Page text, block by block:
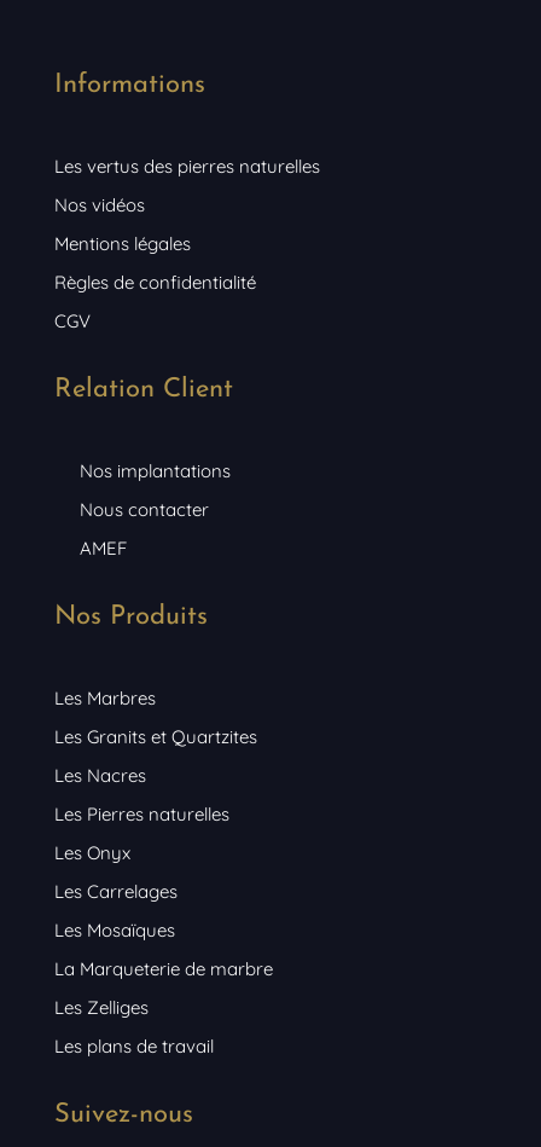
Informations
Les vertus des pierres naturelles
Nos vidéos
Mentions légales
Règles de confidentialité
CGV
Relation Client
Nos implantations
Nous contacter
AMEF
Nos Produits
Les Marbres
Les Granits et Quartzites
Les Nacres
Les Pierres naturelles
Les Onyx
Les Carrelages
Les Mosaïques
La Marqueterie de marbre
Les Zelliges
Les plans de travail
Suivez-nous